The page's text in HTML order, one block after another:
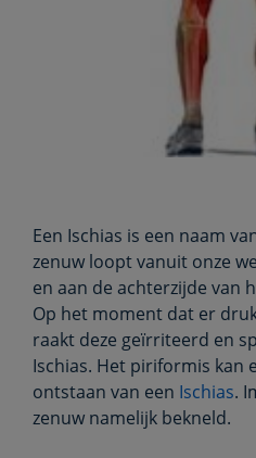
Een Ischias is een naam
zenuw loopt vanuit onze
en aan de achterzijde van
Op het moment dat er
raakt deze geïrriteerd en
Ischias. Het piriformis kan
ontstaan van een Ischias.
zenuw namelijk bekneld.